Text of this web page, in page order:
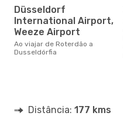
Düsseldorf
International Airport,
Weeze Airport
Ao viajar de Roterdão a
Dusseldórfia
Distância: 177 kms